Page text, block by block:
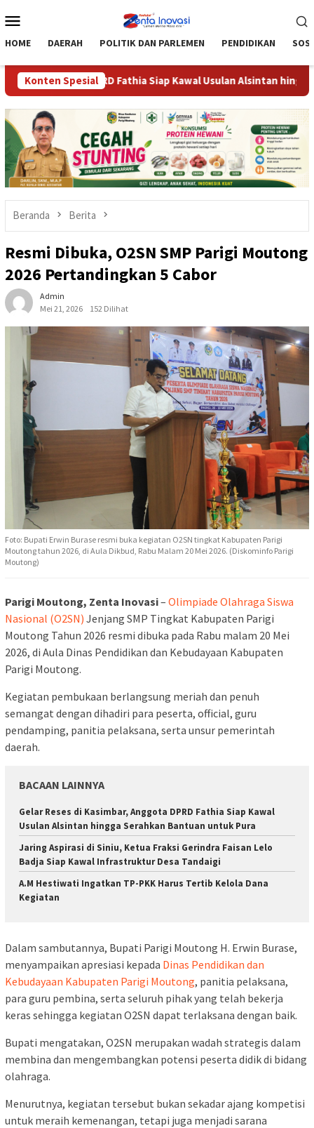
ke
Mobile
HOME DAERAH POLITIK DAN PARLEMEN PENDIDIKAN
Konten Spesial
DPRD Fathia Siap Kawal Usulan Alsintan hingga
Beranda Berita
Resmi Dibuka, O2SN SMP Parigi Moutong
2026 Pertandingkan 5 Cabor
Admin
Mei 21, 2026
152 Dilihat
Foto: Bupati Erwin Burase resmi buka kegiatan O2SN tingkat Kabupaten Parigi
Moutong tahun 2026, di Aula Dikbud, Rabu Malam 20 Mei 2026. (Diskominfo Parigi
Moutong)
Parigi Moutong, Zenta Inovasi– Olimpiade Olahraga Siswa
Nasional (O2SN) Jenjang SMP Tingkat Kabupaten Parigi
Moutong Tahun 2026 resmi dibuka pada Rabu malam 20 Mei
2026, di Aula Dinas Pendidikan dan Kebudayaan Kabupaten
Parigi Moutong.
Kegiatan pembukaan berlangsung meriah dan penuh
semangat dengan dihadiri para peserta, official, guru
pendamping, panitia pelaksana, serta unsur pemerintah
daerah.
BACAAN LAINNYA
Gelar Reses di Kasimbar, Anggota DPRD Fathia Siap Kawal
Usulan Alsintan hingga Serahkan Bantuan untuk Pura
Jaring Aspirasi di Siniu, Ketua Fraksi Gerindra Faisan Lelo
Badja Siap Kawal Infrastruktur Desa Tandaigi
A.M Hestiwati Ingatkan TP-PKK Harus Tertib Kelola Dana
Kegiatan
Dalam sambutannya, Bupati Parigi Moutong H. Erwin Burase,
menyampaikan apresiasi kepada Dinas Pendidikan dan
Kebudayaan Kabupaten Parigi Moutong, panitia pelaksana,
para guru pembina, serta seluruh pihak yang telah bekerja
keras sehingga kegiatan O2SN dapat terlaksana dengan baik.
Bupati mengatakan, O2SN merupakan wadah strategis dalam
membina dan mengembangkan potensi peserta didik di bidang
olahraga.
Menurutnya, kegiatan tersebut bukan sekadar ajang kompetisi
untuk meraih kemenangan, tetapi juga menjadi sarana